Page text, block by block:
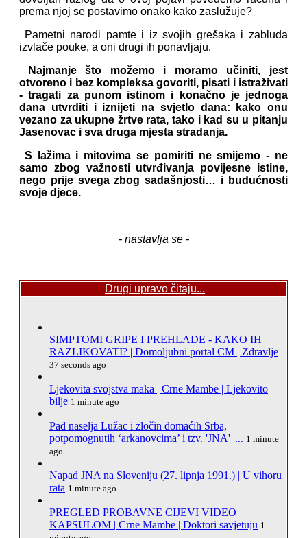
prema njoj se postavimo onako kako zaslužuje?
Pametni narodi pamte i iz svojih grešaka i zabluda
izvlače pouke, a oni drugi ih ponavljaju.
Najmanje što možemo i moramo učiniti, jest
otvoreno i bez kompleksa govoriti, pisati i istraživati
- tragati za punom istinom i konačno je jednoga
dana utvrditi i iznijeti na svjetlo dana: kako onu
vezano za ukupne žrtve rata, tako i kad su u pitanju
Jasenovac i sva druga mjesta stradanja.
S lažima i mitovima se pomiriti ne smijemo - ne
samo zbog važnosti utvrđivanja povijesne istine,
nego prije svega zbog sadašnjosti… i budućnosti
svoje djece.
- nastavlja se -
Drugi upravo čitaju...
SIMPTOMI GRIPE I PREHLADE - KAKO IH
RAZLIKOVATI? | Domoljubni portal CM | Zdravlje
37 seconds ago
Ljekovita svojstva maka | Crne Mambe | Ljekovito
bilje 1 minute ago
Pad naselja Lužac i zločin domaćih Srba,
potpomognutih ‘arkanovcima’ i tzv. 'JNA' |... 1 minute
ago
Napad JNA na Sloveniju (27. lipnja 1991.) | U vihoru
rata 1 minute ago
PREGLED PROBAVNE CIJEVI VIDEO
KAPSULOM | Crne Mambe | Doktori savjetuju 1